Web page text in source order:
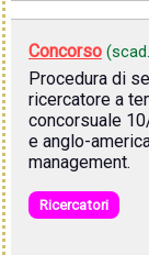
Concorso (scad.
Procedura di
ricercatore a
concorsuale
e anglo-
management.
Ricercatori